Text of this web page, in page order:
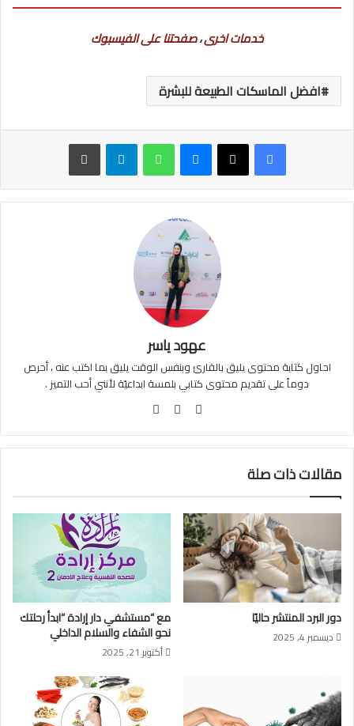
خدمات اخرى،صفحتنا على الفيسبوك
افضل الماسكات الطبيعة للبشرة
ماسنجر واتساب تيلقرام طباعة
عهود ياسر
احاول كتابة محتوى يليق بالقارئ وبنفس الوقت يليق بما اكتب عنه ، أحرص
دوماً على تقديم محتوى كتابي بلمسة ابداعيّة لأنني أحب التميز .
فيسبوكانستقرام
مقالات ذات صلة
دور البرد المنتشر حاليًا
ديسمبر 4, 2025
مع “مستشفي دار إرادة “ابدأ رحلتك
نحو الشفاء والسلام الداخلي
أكتوبر 21, 2025